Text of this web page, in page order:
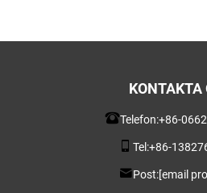
KONTAKTA
Telefon:+86-
Tel:+86-
Post:[email